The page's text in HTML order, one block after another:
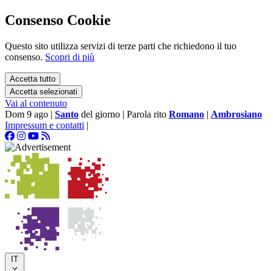
Consenso Cookie
Questo sito utilizza servizi di terze parti che richiedono il tuo
consenso. Scopri di più
Accetta tutto
Accetta selezionati
Vai al contenuto
Dom 9 ago | Santo del giorno | Parola rito Romano | Ambrosiano
Impressum e contatti |
IT